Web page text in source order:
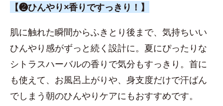
【❷ひんやり×香りですっきり！】
肌に触れた瞬間からふきとり後まで、気持ちいい
ひんやり感がずっと続く設計に。夏にぴったりな
シトラスハーバルの香りで気分もすっきり。首に
も使えて、お風呂上がりや、身支度だけで汗ばん
でしまう朝のひんやりケアにもおすすめです。